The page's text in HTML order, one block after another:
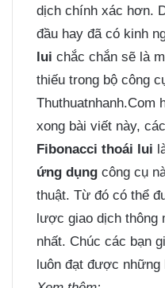
dịch chính xác hơn.
đầu hay đã có kinh
lui chắc chắn sẽ là
thiếu trong bộ công
Thuthuatnhanh.Com
xong bài viết này,
Fibonacci thoái lui
ứng dụng công cụ
thuật. Từ đó có thể
lược giao dịch thông
nhất. Chúc các bạn
luôn đạt được những